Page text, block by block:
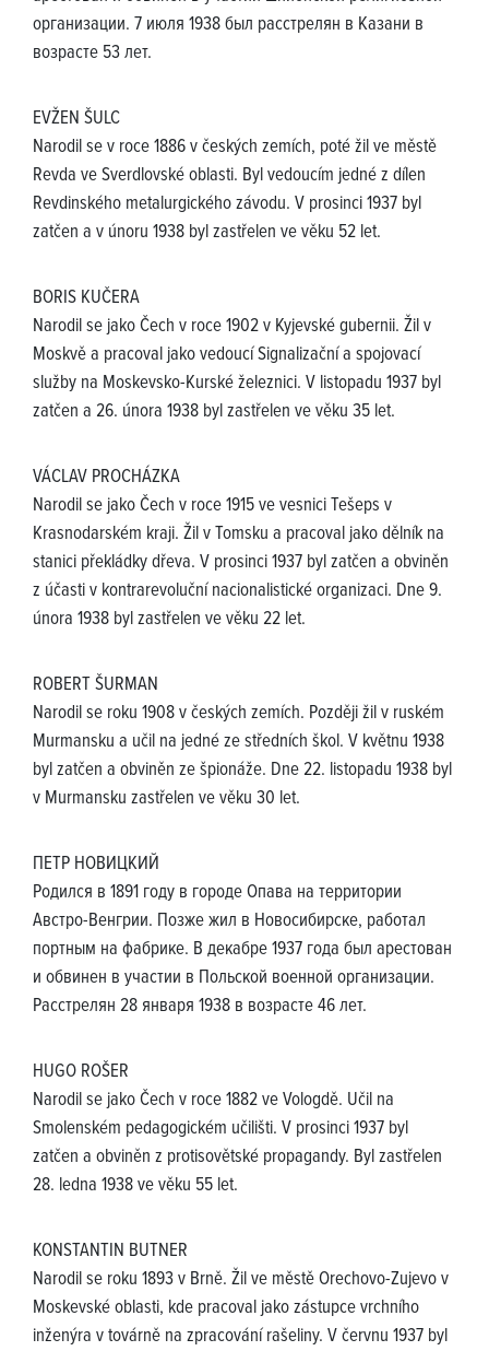
организации. 7 июля 1938 был расстрелян в Казани в
возрасте 53 лет.
EVŽEN ŠULC
Narodil se v roce 1886 v českých zemích, poté žil ve městě
Revda ve Sverdlovské oblasti. Byl vedoucím jedné z dílen
Revdinského metalurgického závodu. V prosinci 1937 byl
zatčen a v únoru 1938 byl zastřelen ve věku 52 let.
BORIS KUČERA
Narodil se jako Čech v roce 1902 v Kyjevské gubernii. Žil v
Moskvě a pracoval jako vedoucí Signalizační a spojovací
služby na Moskevsko-Kurské železnici. V listopadu 1937 byl
zatčen a 26. února 1938 byl zastřelen ve věku 35 let.
VÁCLAV PROCHÁZKA
Narodil se jako Čech v roce 1915 ve vesnici Tešeps v
Krasnodarském kraji. Žil v Tomsku a pracoval jako dělník na
stanici překládky dřeva. V prosinci 1937 byl zatčen a obviněn
z účasti v kontrarevoluční nacionalistické organizaci. Dne 9.
února 1938 byl zastřelen ve věku 22 let.
ROBERT ŠURMAN
Narodil se roku 1908 v českých zemích. Později žil v ruském
Murmansku a učil na jedné ze středních škol. V květnu 1938
byl zatčen a obviněn ze špionáže. Dne 22. listopadu 1938 byl
v Murmansku zastřelen ve věku 30 let.
ПЕТР НОВИЦКИЙ
Родился в 1891 году в городе Опава на территории
Австро-Венгрии. Позже жил в Новосибирске, работал
портным на фабрике. В декабре 1937 года был арестован
и обвинен в участии в Польской военной организации.
Расстрелян 28 января 1938 в возрасте 46 лет.
HUGO ROŠER
Narodil se jako Čech v roce 1882 ve Vologdě. Učil na
Smolenském pedagogickém učilišti. V prosinci 1937 byl
zatčen a obviněn z protisovětské propagandy. Byl zastřelen
28. ledna 1938 ve věku 55 let.
KONSTANTIN BUTNER
Narodil se roku 1893 v Brně. Žil ve městě Orechovo-Zujevo v
Moskevské oblasti, kde pracoval jako zástupce vrchního
inženýra v továrně na zpracování rašeliny. V červnu 1937 byl